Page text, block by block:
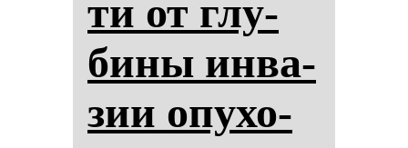
ти от глу­
би­ны ин­ва­
зии опу­хо­